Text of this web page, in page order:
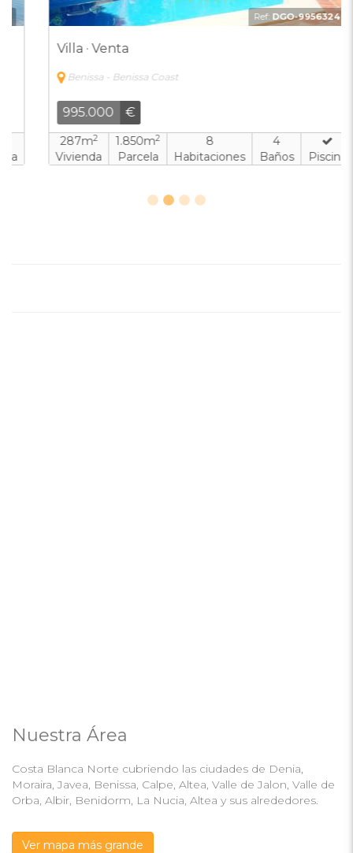
Ref: DGO-9956324
Villa · Venta
Benissa - Benissa Coast
995.000 €
287m2
Vivienda
1.850m2
Parcela
Habitaciones
Baños
Piscina
Nuestra Área
Costa Blanca Norte cubriendo las ciudades de Denia,
Moraira, Javea, Benissa, Calpe, Altea, Valle de Jalon, Valle de
Orba, Albir, Benidorm, La Nucia, Altea y sus alrededores.
Ver mapa más grande